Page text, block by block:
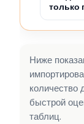
только
Ниже
количество
быстрой
таблиц.